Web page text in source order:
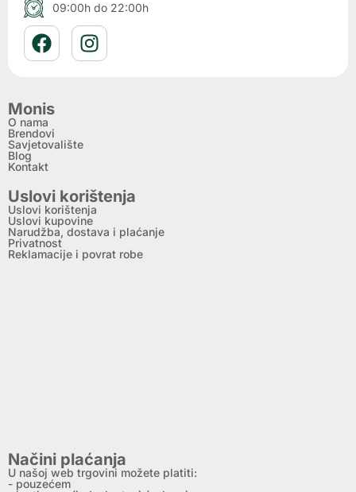
09:00h do 22:00h
Monis
O nama
Brendovi
Savjetovalište
Blog
Kontakt
Uslovi korištenja
Uslovi korištenja
Uslovi kupovine
Narudžba, dostava i plaćanje
Privatnost
Reklamacije i povrat robe
Načini plaćanja
U našoj web trgovini možete platiti:
- pouzećem